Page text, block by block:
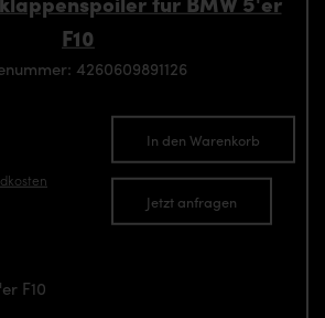
F10
4260609891126
In den Warenkorb
Jetzt anfragen
F10